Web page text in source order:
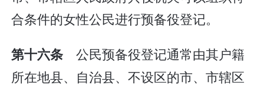
合条件的女性公民进行预备役登记。
第十六条公民预备役登记通常由其户籍
所在地县、自治县、不设区的市、市辖区